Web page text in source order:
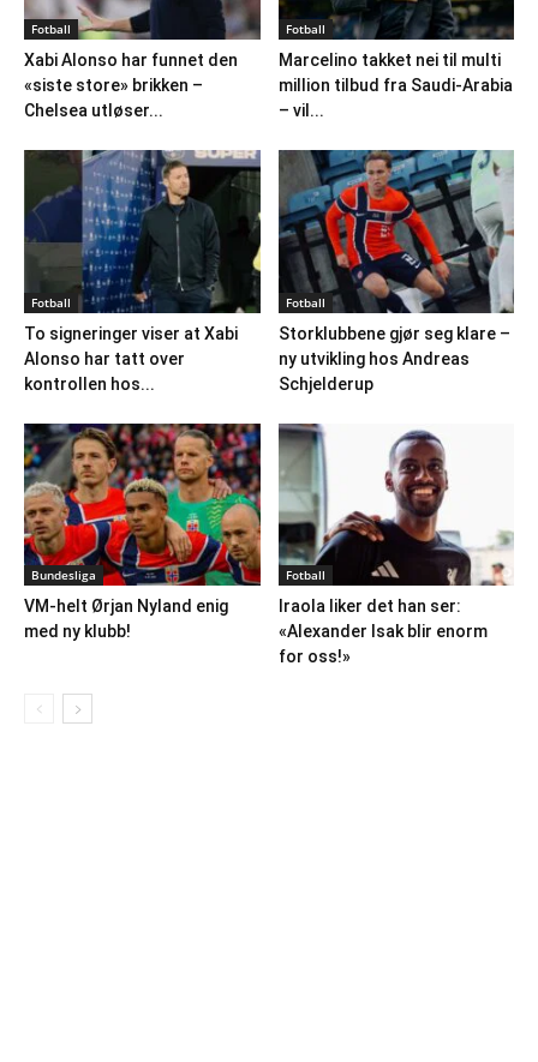
Fotball
Xabi Alonso har funnet den
«siste store» brikken –
Chelsea utløser...
Fotball
Marcelino takket nei til multi
million tilbud fra Saudi-Arabia
– vil...
Fotball
To signeringer viser at Xabi
Alonso har tatt over
kontrollen hos...
Fotball
Storklubbene gjør seg klare –
ny utvikling hos Andreas
Schjelderup
Bundesliga
VM-helt Ørjan Nyland enig
med ny klubb!
Fotball
Iraola liker det han ser:
«Alexander Isak blir enorm
for oss!»